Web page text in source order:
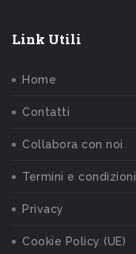
Link Utili
Home
Contatti
Collabora con noi
Termini e condizioni
Privacy
Cookie Policy (UE)